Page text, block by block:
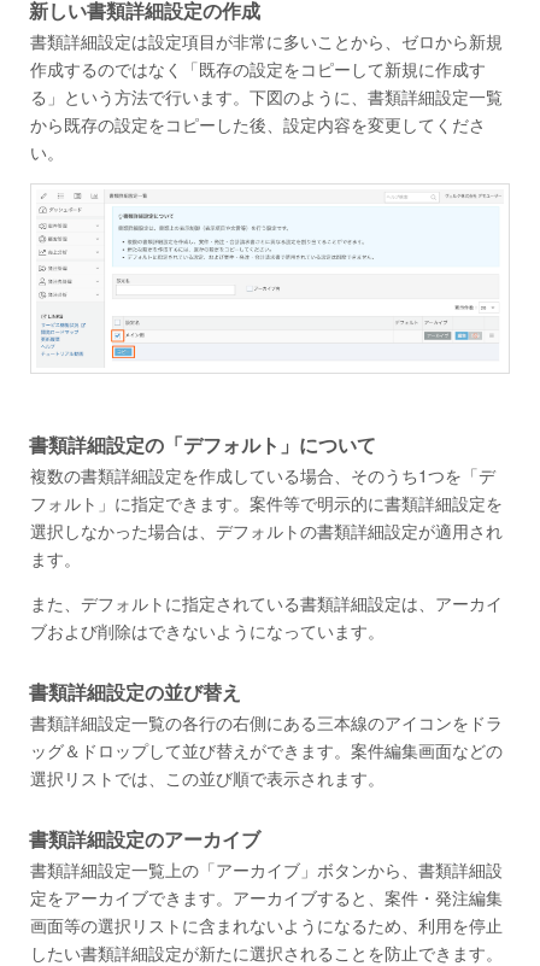
新しい書類詳細設定の作成
書類詳細設定は設定項目が非常に多いことから、ゼロから新規
作成するのではなく「既存の設定をコピーして新規に作成す
る」という方法で行います。下図のように、書類詳細設定一覧
から既存の設定をコピーした後、設定内容を変更してくださ
い。
書類詳細設定の「デフォルト」について
複数の書類詳細設定を作成している場合、そのうち1つを「デ
フォルト」に指定できます。案件等で明示的に書類詳細設定を
選択しなかった場合は、デフォルトの書類詳細設定が適用され
ます。
また、デフォルトに指定されている書類詳細設定は、アーカイ
ブおよび削除はできないようになっています。
書類詳細設定の並び替え
書類詳細設定一覧の各行の右側にある三本線のアイコンをドラ
ッグ＆ドロップして並び替えができます。案件編集画面などの
選択リストでは、この並び順で表示されます。
書類詳細設定のアーカイブ
書類詳細設定一覧上の「アーカイブ」ボタンから、書類詳細設
定をアーカイブできます。アーカイブすると、案件・発注編集
画面等の選択リストに含まれないようになるため、利用を停止
したい書類詳細設定が新たに選択されることを防止できます。